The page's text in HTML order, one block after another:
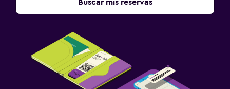
Buscar mis reservas